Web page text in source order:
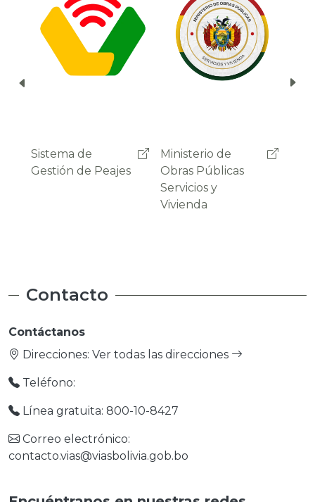
Ministerio de
Obras Públicas
Administradora
Boliviana de
Carreteras
Contacto
Contáctanos
Direcciones: Ver todas las direcciones
Teléfono:
Línea gratuita: 800-10-8427
Correo electrónico:
contacto.vias@viasbolivia.gob.bo